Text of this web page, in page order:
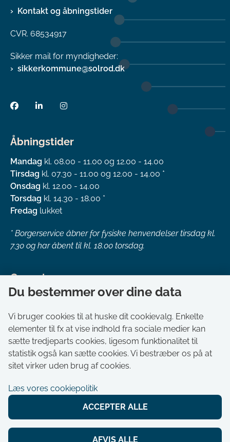
Kontakt og åbningstider
CVR. 68534917
Sikker mail for myndigheder:
sikkerkommune@solrod.dk
Åbningstider
Mandag kl. 08.00 - 11.00 og 12.00 - 14.00
Tirsdag kl. 07.30 - 11.00 og 12.00 - 14.00 *
Onsdag kl. 12.00 - 14.00
Torsdag kl. 14.30 - 18.00 *
Fredag lukket
* Borgerservice åbner for fysiske henvendelser tirsdag kl.
7.30 og har åbent til kl. 18.00 torsdag.
Genveje
Aktuelt
Akut hjælp
Bestil tid i Borgerservice
Ledige stillinger
Tilgængelighedserklæring
Du bestemmer over dine data
Vi bruger cookies til at huske dit cookievalg. Enkelte
elementer til fx at vise indhold fra sociale medier kan
sætte tredjeparts cookies, ligesom funktionalitet til
statistik også kan sætte cookies. Vi bestræber os på at
sitet virker uden brug af cookies.
Læs vores cookiepolitik
ACCEPTER ALLE
AFVIS ALLE